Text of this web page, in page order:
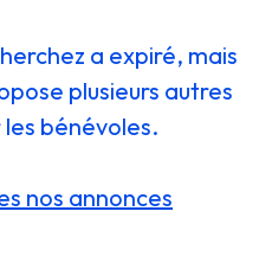
a expiré, mais
plusieurs autres
bénévoles.
nos annonces